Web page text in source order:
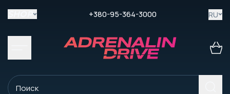
+380-95-364-3000 RU